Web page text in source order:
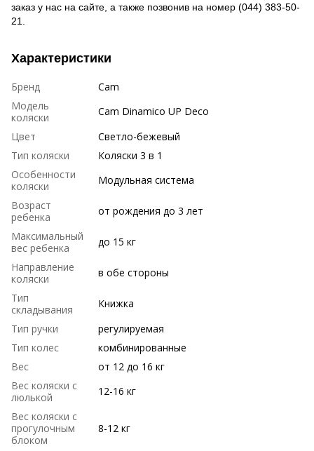
заказ у нас на сайте, а также позвонив на номер (044) 383-50-
21.
Характеристики
Бренд
Cam
Модель
коляски
Cam Dinamico UP Deco
Цвет
Светло-бежевый
Тип коляски
Коляски 3 в 1
Особенности
коляски
Модульная система
Возраст
ребенка
от рождения до 3 лет
Максимальный
вес ребенка
до 15 кг
Направление
коляски
в обе стороны
Тип
складывания
Книжка
Тип ручки
регулируемая
Тип колес
комбинированные
Вес
от 12 до 16 кг
Вес коляски с
люлькой
12-16 кг
Вес коляски с
прогулочным
блоком
8-12 кг